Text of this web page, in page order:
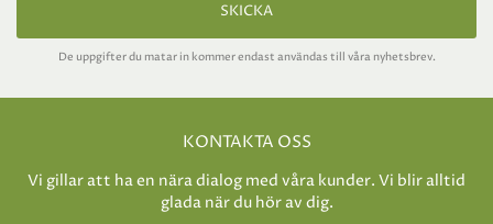
SKICKA
De uppgifter du matar in kommer endast användas till våra nyhetsbrev.
KONTAKTA OSS
Vi gillar att ha en nära dialog med våra kunder. Vi blir alltid
glada när du hör av dig.